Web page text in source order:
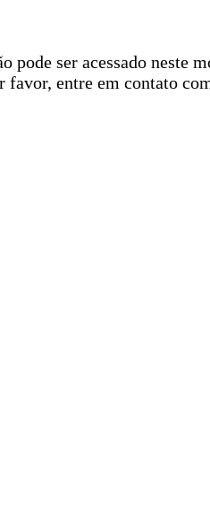
pode ser acessado neste
favor, entre em contato